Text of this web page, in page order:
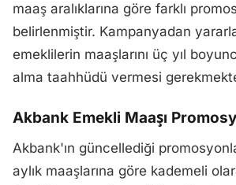
maaş aralıklarına göre farklı
belirlenmiştir. Kampanyadan
emeklilerin maaşlarını üç yıl
alma taahhüdü vermesi
Akbank Emekli Maaşı
Akbank'ın güncellediği
aylık maaşlarına göre kademeli